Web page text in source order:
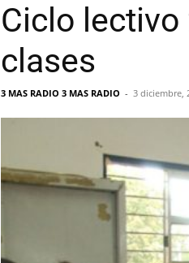
Ciclo
clases
3 MAS RADIO 3 MAS RADIO - 3 diciembre,